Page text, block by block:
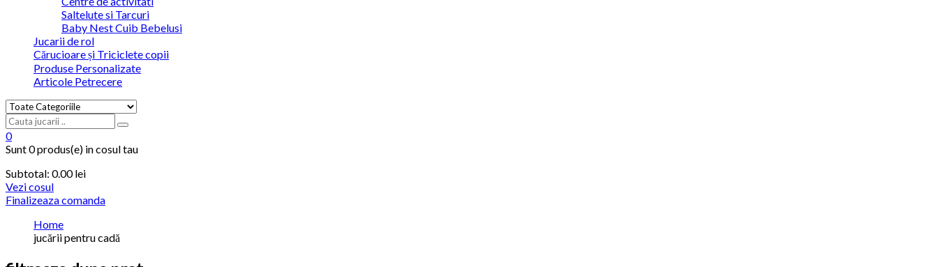
Saltelute si Tarcuri
Baby Nest Cuib Bebelusi
Jucarii de rol
Cărucioare și Triciclete copii
Produse Personalizate
Articole Petrecere
0
Sunt0 produs(e) in cosul tau
Subtotal: 0.00lei
Vezi cosul
Finalizeaza comanda
Home
jucării pentru cadă